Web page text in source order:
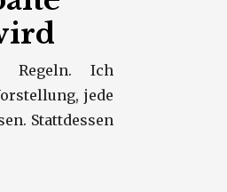
Regeln. Ich
jede
Stattdessen